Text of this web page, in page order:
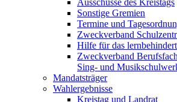
Ausschüsse des Kreistags
Sonstige Gremien
Termine und
Zweckverband
Hilfe für das
Zweckverband
Sing- und
Mandatsträger
Wahlergebnisse
Kreistag und Landrat